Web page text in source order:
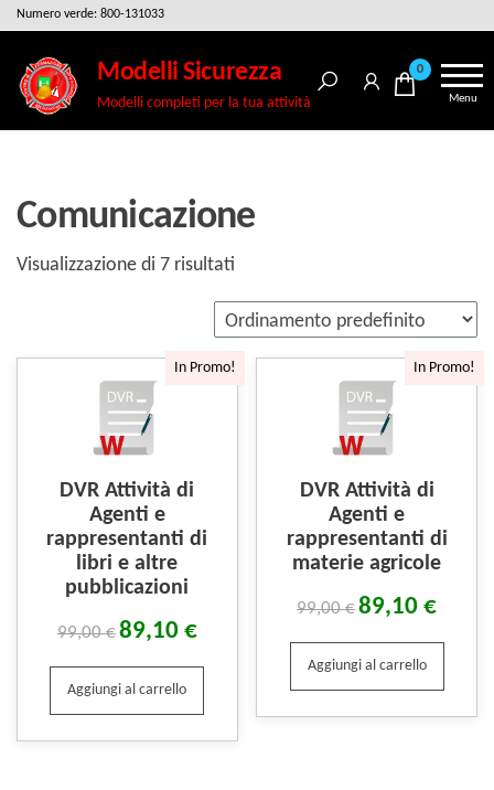
Salta
vai
contenuto
Numero verde: 800-131033
Modelli Sicurezza
Modelli completi per la tua attività
0
Menu
Comunicazione
Visualizzazione di 7 risultati
In Promo!
DVR Attività di
Agenti e
rappresentanti di
libri e altre
pubblicazioni
99,00€89,10 €
Aggiungi al carrello
In Promo!
DVR Attività di
Agenti e
rappresentanti di
materie agricole
99,00€89,10€
Aggiungi al carrello